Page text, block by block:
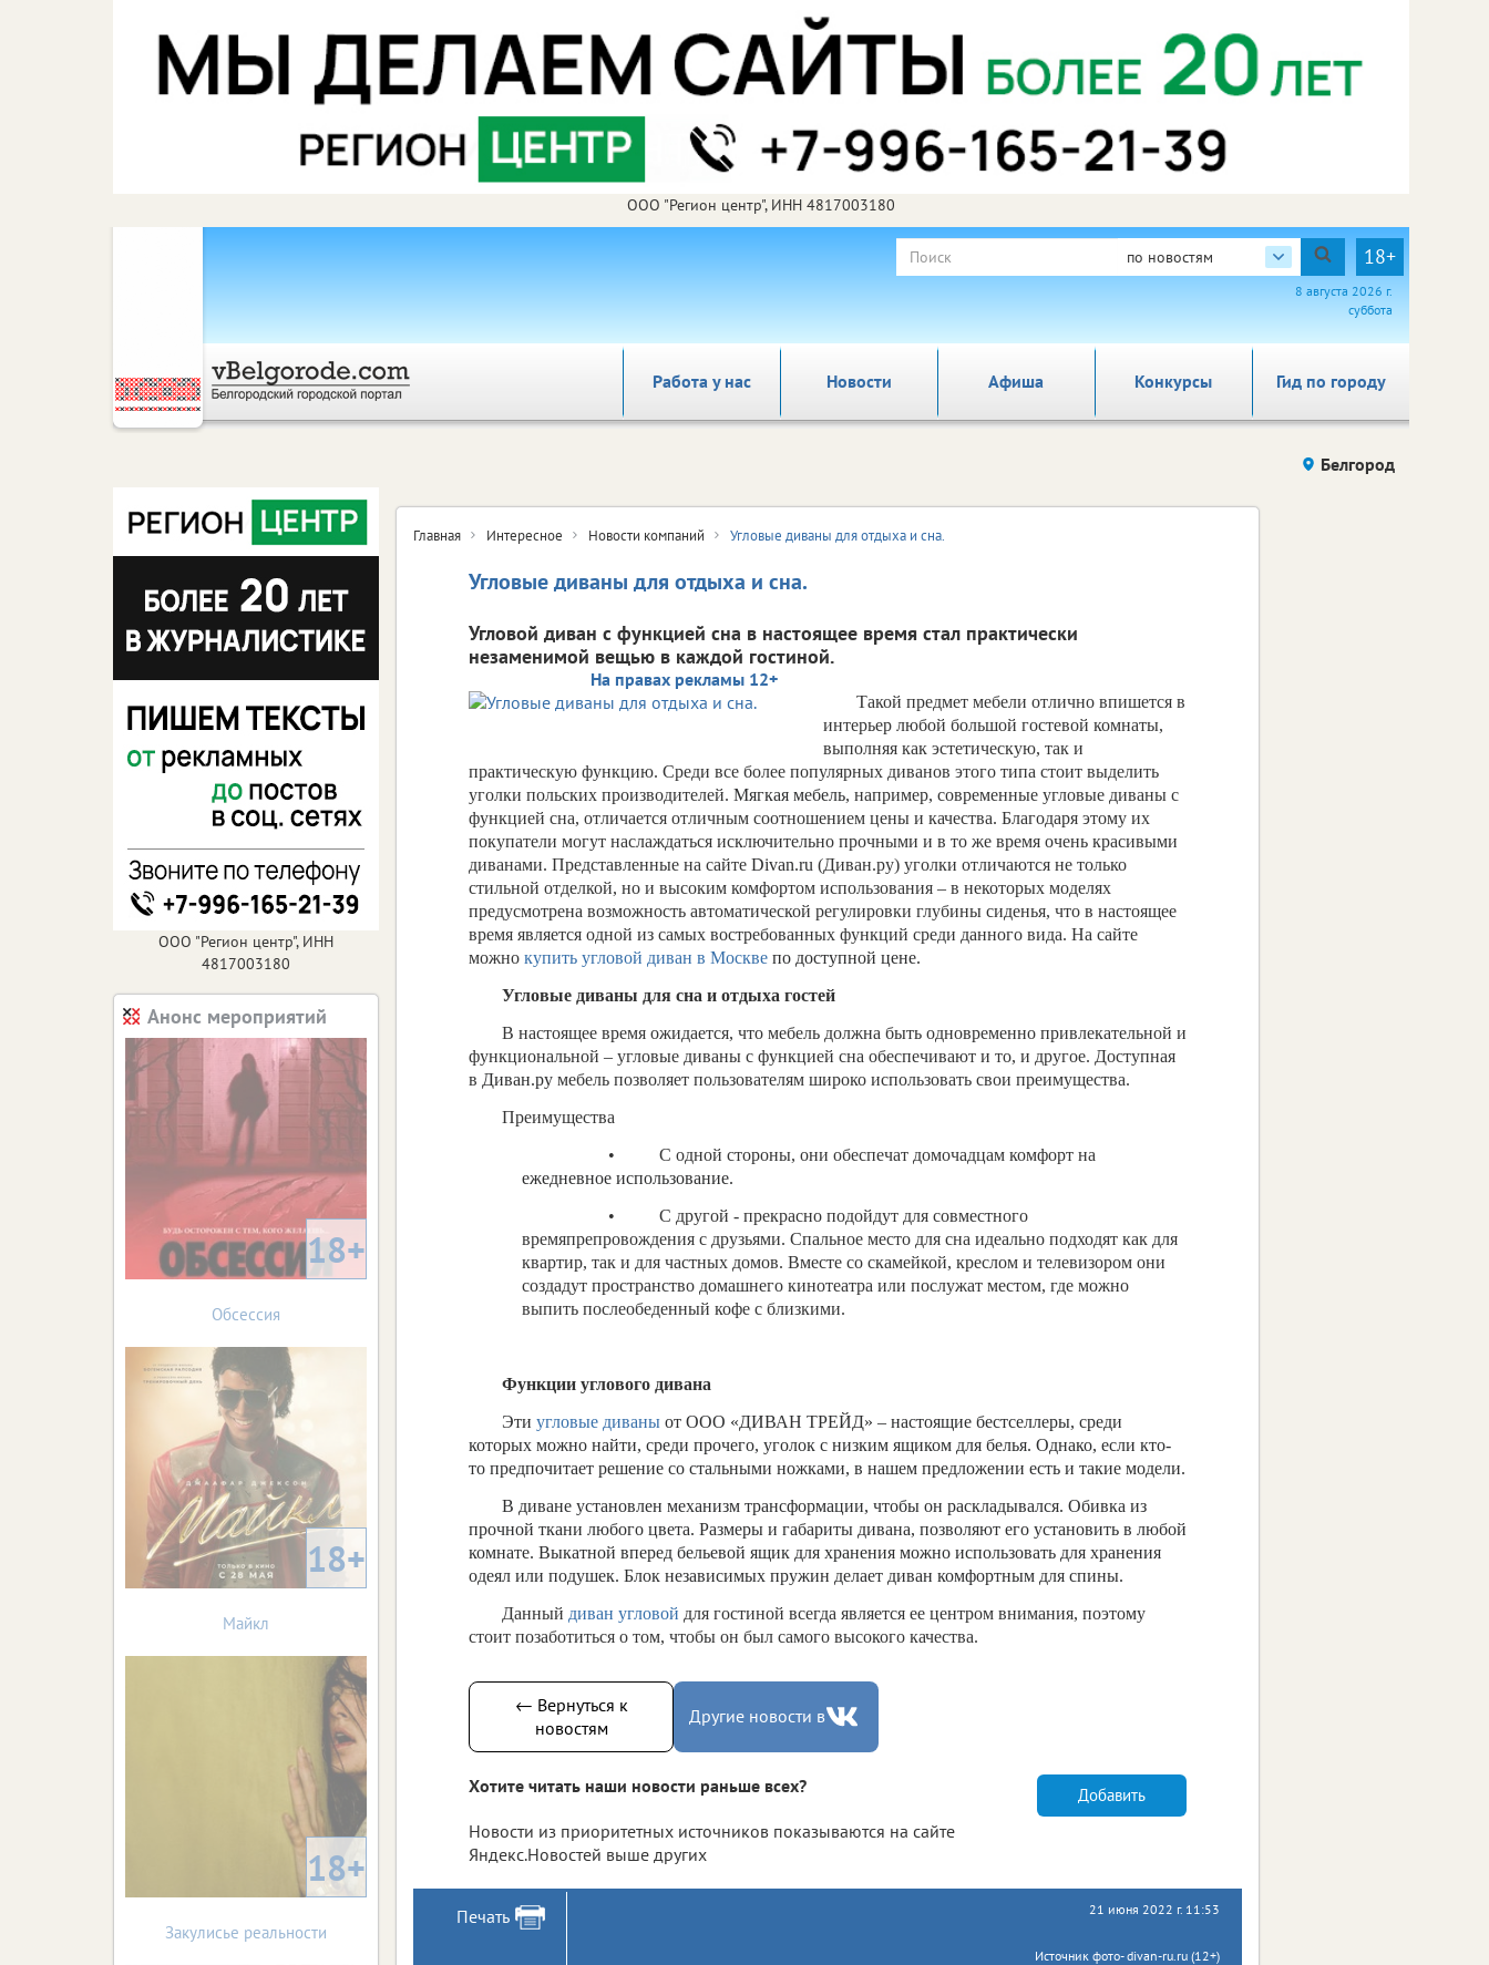
ООО "Регион центр", ИНН 4817003180
по новостям 18+
8 августа 2026 г.
суббота
Работа у нас Новости Афиша Гид по городу
Конкурсы
Белгород
Главная Интересное Новости компаний Угловые диваны для отдыха и сна.
Угловые диваны для отдыха и сна.
Угловой диван с функцией сна в настоящее время стал практически
незаменимой вещью в каждой гостиной.
На правах рекламы 12+
Такой предмет мебели отлично впишется в
интерьер любой большой гостевой комнаты,
выполняя как эстетическую, так и
практическую функцию. Среди все более популярных диванов этого типа стоит выделить
уголки польских производителей. Мягкая мебель, например, современные угловые диваны с
функцией сна, отличается отличным соотношением цены и качества. Благодаря этому их
покупатели могут наслаждаться исключительно прочными и в то же время очень красивыми
диванами. Представленные на сайте Divan.ru (Диван.ру) уголки отличаются не только
стильной отделкой, но и высоким комфортом использования – в некоторых моделях
предусмотрена возможность автоматической регулировки глубины сиденья, что в настоящее
время является одной из самых востребованных функций среди данного вида. На сайте
можно купить угловой диван в Москве по доступной цене.
Угловые диваны для сна и отдыха гостей
В настоящее время ожидается, что мебель должна быть одновременно привлекательной и
функциональной – угловые диваны с функцией сна обеспечивают и то, и другое. Доступная
в Диван.ру мебель позволяет пользователям широко использовать свои преимущества.
Преимущества
• С одной стороны, они обеспечат домочадцам комфорт на
ежедневное использование.
• С другой - прекрасно подойдут для совместного
времяпрепровождения с друзьями. Спальное место для сна идеально подходят как для
квартир, так и для частных домов. Вместе со скамейкой, креслом и телевизором они
создадут пространство домашнего кинотеатра или послужат местом, где можно
выпить послеобеденный кофе с близкими.
Функции углового дивана
Эти угловые диваны от ООО «ДИВАН ТРЕЙД» – настоящие бестселлеры, среди
которых можно найти, среди прочего, уголок с низким ящиком для белья. Однако, если кто-
то предпочитает решение со стальными ножками, в нашем предложении есть и такие модели.
В диване установлен механизм трансформации, чтобы он раскладывался. Обивка из
прочной ткани любого цвета. Размеры и габариты дивана, позволяют его установить в любой
комнате. Выкатной вперед бельевой ящик для хранения можно использовать для хранения
одеял или подушек. Блок независимых пружин делает диван комфортным для спины.
Данный диван угловой для гостиной всегда является ее центром внимания, поэтому
стоит позаботиться о том, чтобы он был самого высокого качества.
← Вернуться к
новостям
Другие новости в
Хотите читать наши новости раньше всех?
Новости из приоритетных источников показываются на сайте
Яндекс.Новостей выше других
Добавить
Печать 21 июня 2022 г. 11:53
Источник фото- divan-ru.ru (12+)
ООО "Регион центр", ИНН
4817003180
Анонс мероприятий
18+
Обсессия
18+
Майкл
18+
Закулисье реальности